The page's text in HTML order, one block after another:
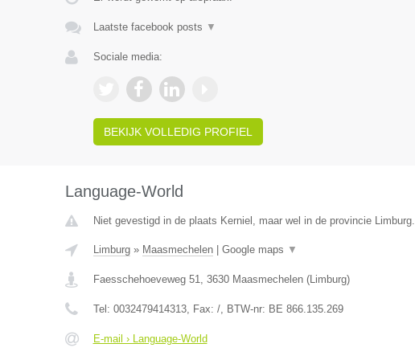
Laatste facebook posts ▼
Sociale media:
BEKIJK VOLLEDIG PROFIEL
Language-World
Niet gevestigd in de plaats Kerniel, maar wel in de provincie Limburg.
Limburg» Maasmechelen| Google maps ▼
Faesschehoeveweg 51, 3630 Maasmechelen(Limburg)
Tel: 0032479414313, Fax: /, BTW-nr: BE 866.135.269
E-mail › Language-World